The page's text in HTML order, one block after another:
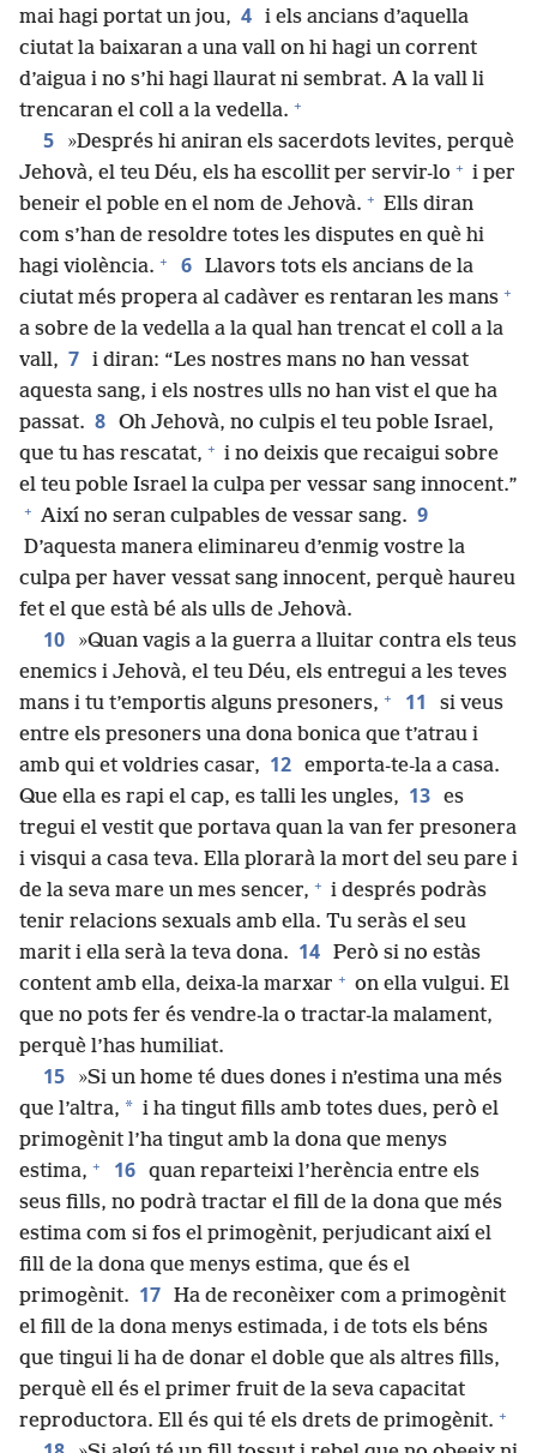
mai hagi portat un jou, 4 i els ancians d’aquella
ciutat la baixaran a una vall on hi hagi un corrent
d’aigua i no s’hi hagi llaurat ni sembrat. A la vall li
trencaran el coll a la vedella. +
5
»Després hi aniran els sacerdots levites, perquè
Jehovà, el teu Déu, els ha escollit per servir-lo + i per
beneir el poble en el nom de Jehovà. + Ells diran
com s’han de resoldre totes les disputes en què hi
hagi violència. + 6 Llavors tots els ancians de la
ciutat més propera al cadàver es rentaran les mans +
a sobre de la vedella a la qual han trencat el coll a la
vall, 7 i diran: “Les nostres mans no han vessat
aquesta sang, i els nostres ulls no han vist el que ha
passat. 8 Oh Jehovà, no culpis el teu poble Israel,
que tu has rescatat, + i no deixis que recaigui sobre
el teu poble Israel la culpa per vessar sang innocent.”
+ Així no seran culpables de vessar sang. 9
D’aquesta manera eliminareu d’enmig vostre la
culpa per haver vessat sang innocent, perquè haureu
fet el que està bé als ulls de Jehovà.
10
»Quan vagis a la guerra a lluitar contra els teus
enemics i Jehovà, el teu Déu, els entregui a les teves
mans i tu t’emportis alguns presoners, + 11
si veus
entre els presoners una dona bonica que t’atrau i
amb qui et voldries casar, 12 emporta-te-la a casa.
Que ella es rapi el cap, es talli les ungles, 13 es
tregui el vestit que portava quan la van fer presonera
i visqui a casa teva. Ella plorarà la mort del seu pare i
de la seva mare un mes sencer, + i després podràs
tenir relacions sexuals amb ella. Tu seràs el seu
marit i ella serà la teva dona. 14 Però si no estàs
content amb ella, deixa-la marxar + on ella vulgui. El
que no pots fer és vendre-la o tractar-la malament,
perquè l’has humiliat.
15
»Si un home té dues dones i n’estima una més
que l’altra, * i ha tingut fills amb totes dues, però el
primogènit l’ha tingut amb la dona que menys
estima, + 16 quan reparteixi l’herència entre els
seus fills, no podrà tractar el fill de la dona que més
estima com si fos el primogènit, perjudicant així el
fill de la dona que menys estima, que és el
primogènit. 17 Ha de reconèixer com a primogènit
el fill de la dona menys estimada, i de tots els béns
que tingui li ha de donar el doble que als altres fills,
perquè ell és el primer fruit de la seva capacitat
reproductora. Ell és qui té els drets de primogènit. +